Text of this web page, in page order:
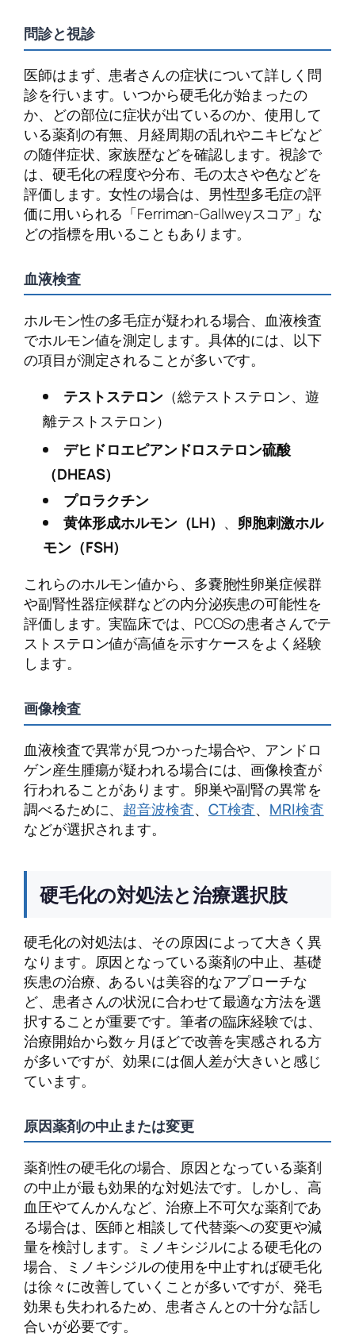
問診と視診
医師はまず、患者さんの症状について詳しく問
診を行います。いつから硬毛化が始まったの
か、どの部位に症状が出ているのか、使用して
いる薬剤の有無、月経周期の乱れやニキビなど
の随伴症状、家族歴などを確認します。視診で
は、硬毛化の程度や分布、毛の太さや色などを
評価します。女性の場合は、男性型多毛症の評
価に用いられる「Ferriman-Gallweyスコア」な
どの指標を用いることもあります。
血液検査
ホルモン性の多毛症が疑われる場合、血液検査
でホルモン値を測定します。具体的には、以下
の項目が測定されることが多いです。
テストステロン（総テストステロン、遊
離テストステロン）
デヒドロエピアンドロステロン硫酸
（DHEAS）
プロラクチン
黄体形成ホルモン（LH） 、 卵胞刺激ホル
モン（FSH）
これらのホルモン値から、多嚢胞性卵巣症候群
や副腎性器症候群などの内分泌疾患の可能性を
評価します。実臨床では、PCOSの患者さんでテ
ストステロン値が高値を示すケースをよく経験
します。
画像検査
血液検査で異常が見つかった場合や、アンドロ
ゲン産生腫瘍が疑われる場合には、画像検査が
行われることがあります。卵巣や副腎の異常を
調べるために、 超音波検査、 CT検査、 MRI検査
などが選択されます。
硬毛化の対処法と治療選択肢
硬毛化の対処法は、その原因によって大きく異
なります。原因となっている薬剤の中止、基礎
疾患の治療、あるいは美容的なアプローチな
ど、患者さんの状況に合わせて最適な方法を選
択することが重要です。筆者の臨床経験では、
治療開始から数ヶ月ほどで改善を実感される方
が多いですが、効果には個人差が大きいと感じ
ています。
原因薬剤の中止または変更
薬剤性の硬毛化の場合、原因となっている薬剤
の中止が最も効果的な対処法です。しかし、高
血圧やてんかんなど、治療上不可欠な薬剤であ
る場合は、医師と相談して代替薬への変更や減
量を検討します。ミノキシジルによる硬毛化の
場合、ミノキシジルの使用を中止すれば硬毛化
は徐々に改善していくことが多いですが、発毛
効果も失われるため、患者さんとの十分な話し
合いが必要です。